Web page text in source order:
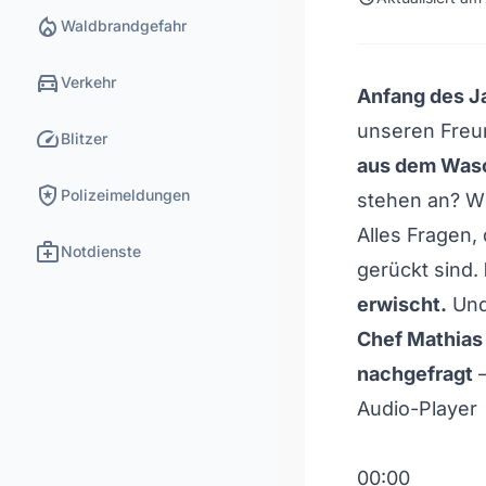
local_fire_department Waldbrandgefahr
directions_carVerkehr
speedBlitzer
local_police Polizeimeldungen
medical_servicesNotdienste
Anfang des
unseren
aus dem
stehen an?
Alles
gerückt sind.
erwischt.
Chef
nachgefragt
Audio-Player
00:00